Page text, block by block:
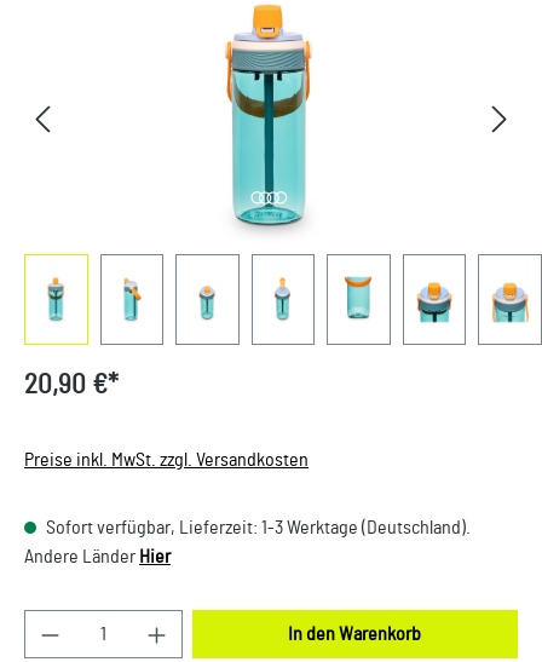
20,90 €*
Preise inkl. MwSt. zzgl. Versandkosten
Sofort verfügbar, Lieferzeit: 1-3 Werktage (Deutschland).
Andere Länder Hier
Produkt Anzahl: Gib den gewünschten Wert ein
In den Warenkorb